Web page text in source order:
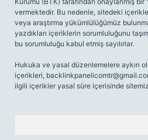
vermektedir. Bu nedenle, sitedeki
veya araştırma yükümlülüğümüz
yazdıkları içeriklerin sorumluluğunu
bu sorumluluğu kabul etmiş sayılırlar.
Hukuka ve yasal düzenlemelere aykırı
içerikleri,
ilgili içerikler yasal süre içerisinde